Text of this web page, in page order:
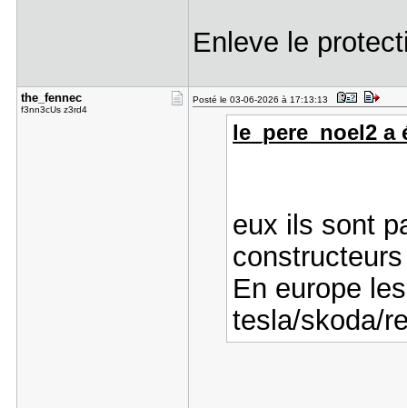
Enleve le
the_fennec
f3nn3cUs z3rd4
Posté le 03-06-2026 à 17:13:13
le_pere_noel2 a
eux ils sont
En europe
tesla/skoda/